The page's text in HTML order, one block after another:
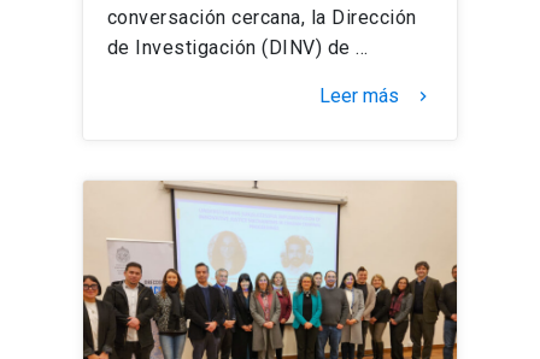
conversación cercana, la Dirección
de Investigación (DINV) de …
Leer más keyboard_arrow_right